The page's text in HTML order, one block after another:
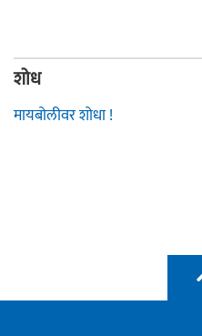
शोध
मायबोलीवर शोधा !